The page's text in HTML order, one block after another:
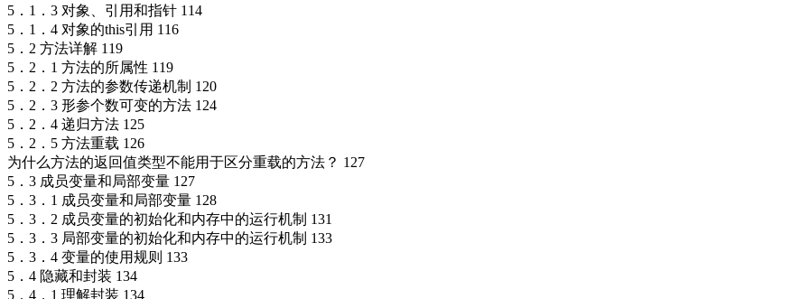
5．1．3 对象、引用和指针 114
5．1．4 对象的this引用 116
5．2 方法详解 119
5．2．1 方法的所属性 119
5．2．2 方法的参数传递机制 120
5．2．3 形参个数可变的方法 124
5．2．4 递归方法 125
5．2．5 方法重载 126
为什么方法的返回值类型不能用于区分重载的方法？ 127
5．3 成员变量和局部变量 127
5．3．1 成员变量和局部变量 128
5．3．2 成员变量的初始化和内存中的运行机制 131
5．3．3 局部变量的初始化和内存中的运行机制 133
5．3．4 变量的使用规则 133
5．4 隐藏和封装 134
5．4．1 理解封装 134